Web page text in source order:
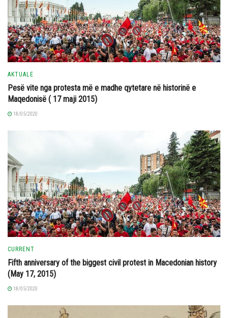
AKTUALE
Pesë vite nga protesta më e madhe qytetare në historinë e
Maqedonisë ( 17 maji 2015)
18/05/2020
CURRENT
Fifth anniversary of the biggest civil protest in Macedonian history
(May 17, 2015)
18/05/2020